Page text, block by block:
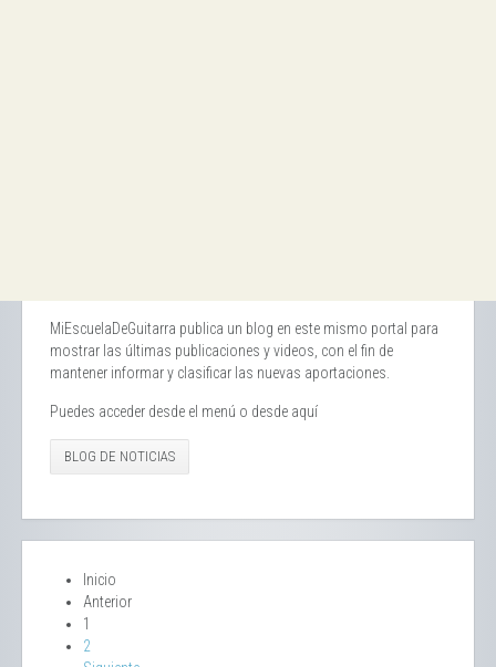
MiEscuelaDeGuitarra publica un blog en este mismo portal para
mostrar las últimas publicaciones y videos, con el fin de
mantener informar y clasificar las nuevas aportaciones.
Puedes acceder desde el menú o desde aquí
BLOG DE NOTICIAS
Inicio
Anterior
1
2